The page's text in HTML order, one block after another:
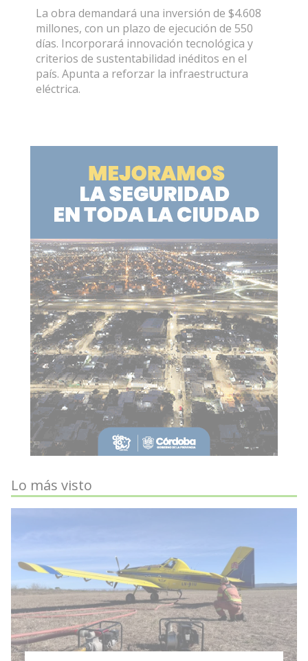
La obra demandará una inversión de $4.608
millones, con un plazo de ejecución de 550
días. Incorporará innovación tecnológica y
criterios de sustentabilidad inéditos en el
país. Apunta a reforzar la infraestructura
eléctrica.
Lo más visto